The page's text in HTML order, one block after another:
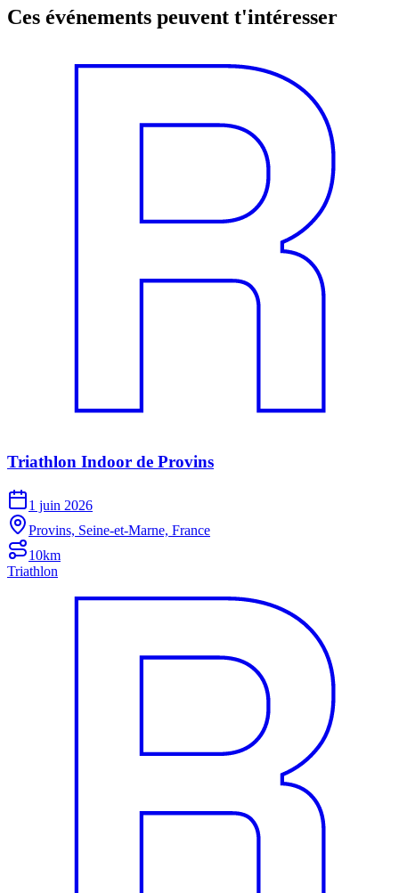
Ces événements peuvent t'intéresser
Triathlon Indoor de Provins
1 juin 2026
Provins, Seine-et-Marne, France
10km
Triathlon